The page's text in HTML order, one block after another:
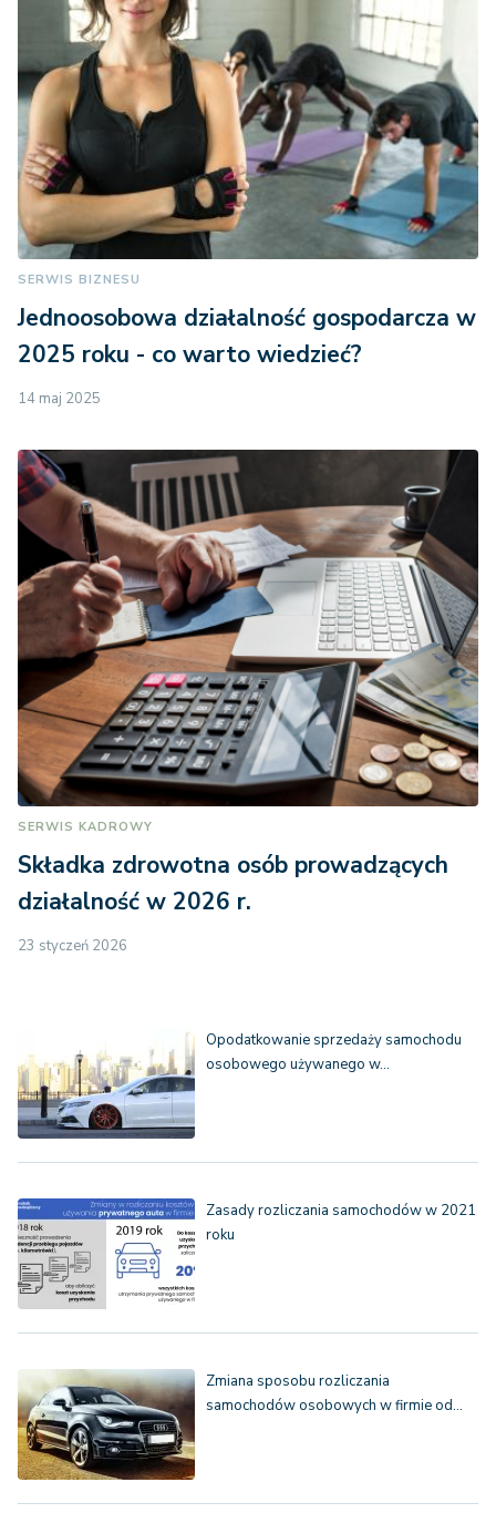
SERWIS BIZNESU
Jednoosobowa działalność gospodarcza w
2025 roku - co warto wiedzieć?
14 maj 2025
SERWIS KADROWY
Składka zdrowotna osób prowadzących
działalność w 2026 r.
23 styczeń 2026
Opodatkowanie sprzedaży samochodu
osobowego używanego w…
Zasady rozliczania samochodów w 2021
roku
Zmiana sposobu rozliczania
samochodów osobowych w firmie od…